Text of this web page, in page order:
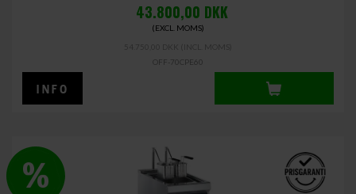
43.800,00 DKK
(EXCL. MOMS)
OFF-70CPE60